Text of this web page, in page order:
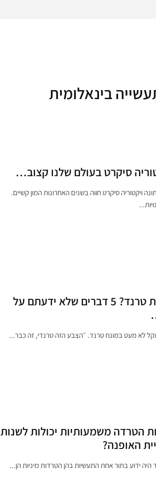
בינאלומית
סיקרט בעולם שלנו קצוב…
ויקטוריה סיקרט חווה בשנים האחרונות המון קשיים.
מה הוא באמת טרנד? 5 דברים שלא ידעתם על
לא מעט במונח טרנד. ״הצבע הזה טרנדי, זה כבר...
הטרדה משמעותיות יכולות לשנות
האופנה?
היה ידוע בתור אחת התעשיות בהן הטרדות מיניות הן...